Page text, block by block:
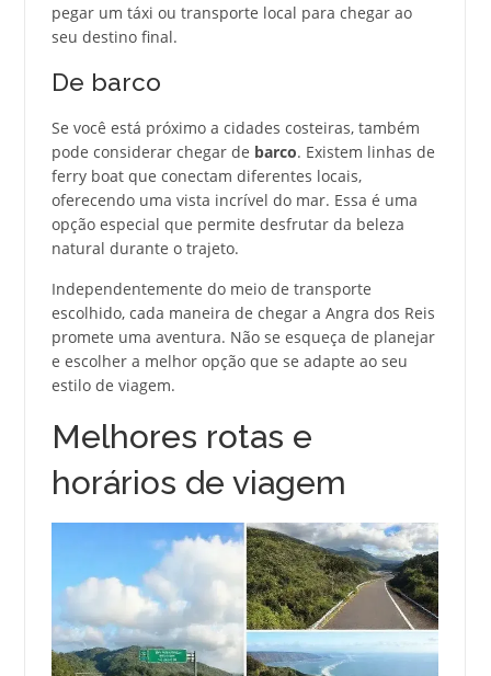
pegar um táxi ou transporte local para chegar ao
seu destino final.
De barco
Se você está próximo a cidades costeiras, também
pode considerar chegar de barco. Existem linhas de
ferry boat que conectam diferentes locais,
oferecendo uma vista incrível do mar. Essa é uma
opção especial que permite desfrutar da beleza
natural durante o trajeto.
Independentemente do meio de transporte
escolhido, cada maneira de chegar a Angra dos Reis
promete uma aventura. Não se esqueça de planejar
e escolher a melhor opção que se adapte ao seu
estilo de viagem.
Melhores rotas e
horários de viagem